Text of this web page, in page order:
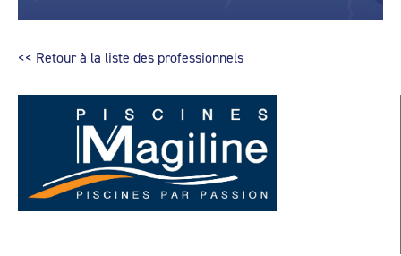
<< Retour à la liste des professionnels